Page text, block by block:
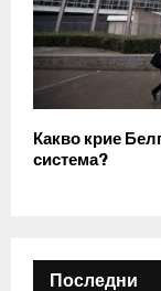
Какво крие
система?
Последни